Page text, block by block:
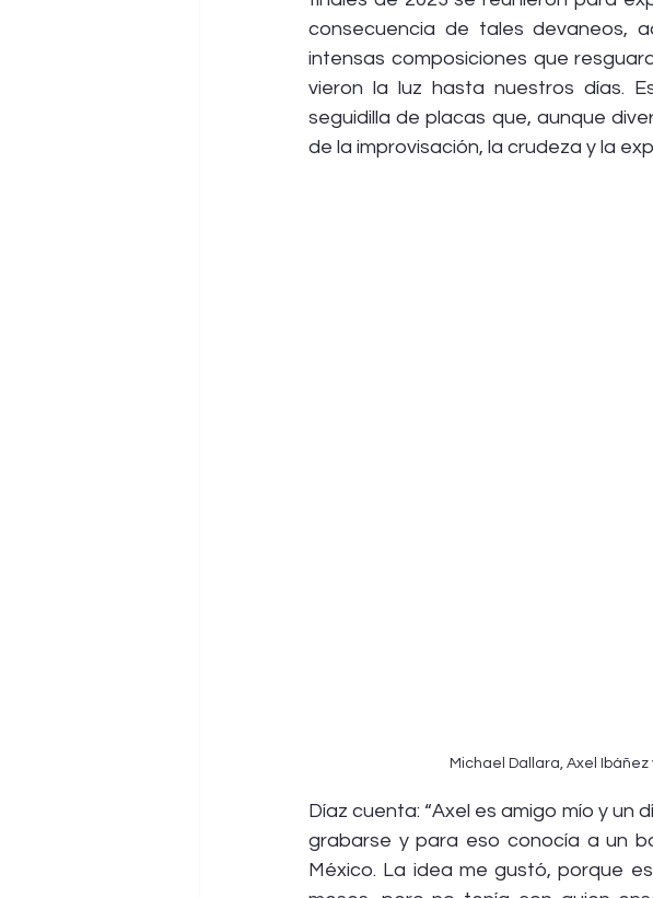
consecuencia de tales devaneos,
intensas composiciones que
vieron la luz hasta nuestros días.
seguidilla de placas que, aunque
de la improvisación, la crudeza y la
Michael Dallara, Axel
Díaz cuenta: “Axel es amigo mío y un
grabarse y para eso conocía a un
México. La idea me gustó, porque